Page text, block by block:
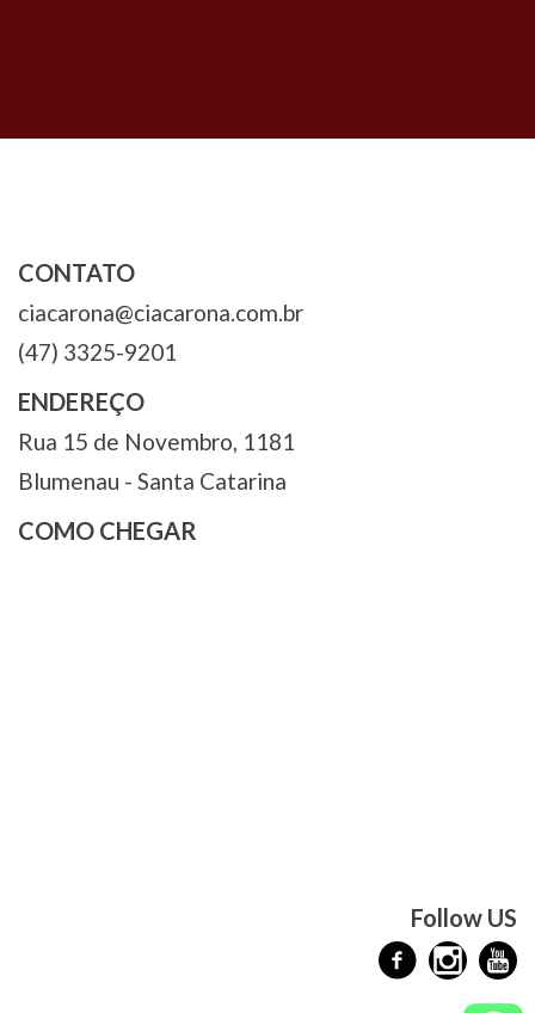
CONTATO
ciacarona@ciacarona.com.br
(47) 3325-9201
ENDEREÇO
Rua 15 de Novembro, 1181
Blumenau - Santa Catarina
COMO CHEGAR
Follow US